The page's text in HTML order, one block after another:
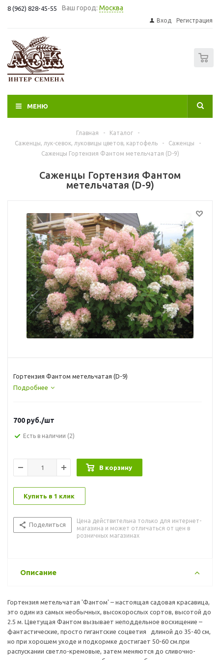
8 (962) 828-45-55 Ваш город: Москва
Вход Регистрация
МЕНЮ
Главная - Каталог
-
Саженцы, лук-севок, луковицы цветов, картофель
- Саженцы
-
Саженцы Гортензия Фантом метельчатая (D-9)
Саженцы Гортензия Фантом
метельчатая (D-9)
Гортензия Фантом метельчатая (D-9)
Подробнее
700 руб./шт
Есть в наличии (2)
В корзину
Купить в 1 клик
Поделиться
Цена действительна только для интернет-
магазина и может отличаться от цен в
розничных магазинах
Описание
Гортензия метельчатая 'Фантом' – настоящая садовая красавица,
это один из самых необычных, высокорослых сортов, высотой до
2.5 м. Цветущая Фантом вызывает неподдельное восхищение –
фантастические, просто гигантские соцветия длиной до 35-40 см,
но при хорошем уходе и подкормке достигает 50-60 см.при
распускании светло-кремовые, затем меняются до сливочно-